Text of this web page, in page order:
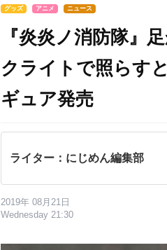
グッズ アニメ ニュース
『炎炎ノ消防隊』
クライトで照らす
ギュア発売
ライター：にじめん編集部
2019年 08月21日
Wednesday 21:30